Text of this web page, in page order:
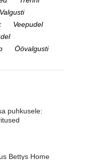
Valgusti
Veepudel
Öövalgusti
puhkusele:
Bettys Home